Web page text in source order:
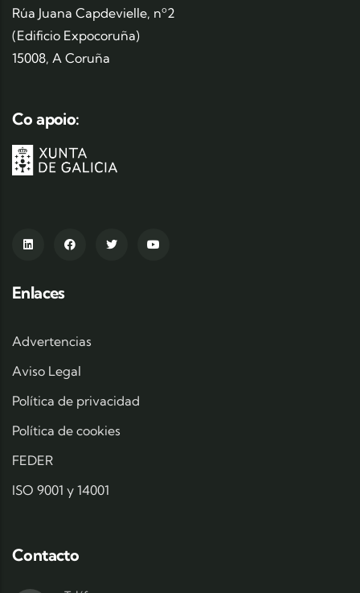
Rúa Juana Capdevielle, nº2
(Edificio Expocoruña)
15008, A Coruña
Co apoio:
Enlaces
Advertencias
Aviso Legal
Política de privacidad
Política de cookies
FEDER
ISO 9001 y 14001
Contacto